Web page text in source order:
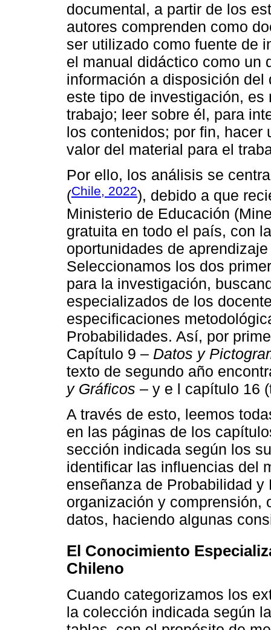
documental, a partir de los
autores comprenden como
ser utilizado como fuente de
el manual didáctico como un
información a disposición del
este tipo de investigación,
trabajo; leer sobre él, para
los contenidos; por fin, hacer
valor del material para el
Por ello, los análisis se
(Chile, 2022), debido a que
Ministerio de Educación
gratuita en todo el país, con
oportunidades de
Seleccionamos los dos
para la investigación,
especializados de los
especificaciones
Probabilidades. Así, por
Capítulo 9 – Datos y
texto de segundo año
y Gráficos – y e l capítulo 16
A través de esto, leemos
en las páginas de los
sección indicada según los
identificar las influencias del
enseñanza de Probabilidad
organización y comprensión,
datos, haciendo algunas
El Conocimiento
Chileno
Cuando categorizamos los
la colección indicada según